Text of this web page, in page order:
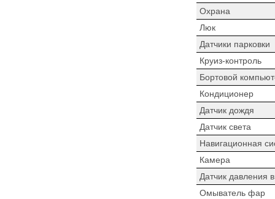
Охрана
Люк
Датчики парковки
Круиз-контроль
Бортовой
Кондиционер
Датчик дождя
Датчик света
Навигационная
Камера
Датчик давления
Омыватель фар